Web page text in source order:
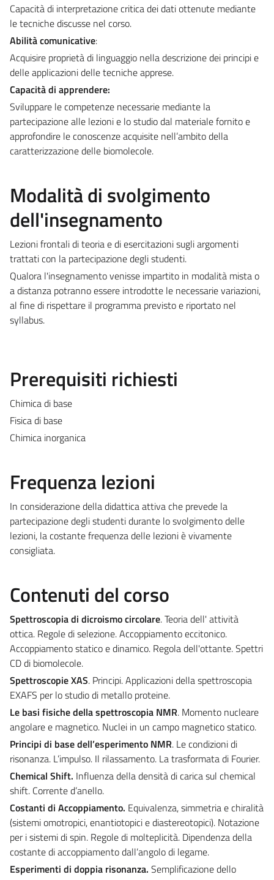
Capacità di interpretazione critica dei dati ottenute mediante
le tecniche discusse nel corso.
Abilità comunicative:
Acquisire proprietà di linguaggio nella descrizione dei principi e
delle applicazioni delle tecniche apprese.
Capacità di apprendere:
Sviluppare le competenze necessarie mediante la
partecipazione alle lezioni e lo studio dal materiale fornito e
approfondire le conoscenze acquisite nell’ambito della
caratterizzazione delle biomolecole.
Modalità di svolgimento
dell'insegnamento
Lezioni frontali di teoria e di esercitazioni sugli argomenti
trattati con la partecipazione degli studenti.
Qualora l'insegnamento venisse impartito in modalità mista o
a distanza potranno essere introdotte le necessarie variazioni,
al fine di rispettare il programma previsto e riportato nel
syllabus.
Prerequisiti richiesti
Chimica di base
Fisica di base
Chimica inorganica
Frequenza lezioni
In considerazione della didattica attiva che prevede la
partecipazione degli studenti durante lo svolgimento delle
lezioni, la costante frequenza delle lezioni è vivamente
consigliata.
Contenuti del corso
Spettroscopia di dicroismo circolare. Teoria dell' attività
ottica. Regole di selezione. Accoppiamento eccitonico.
Accoppiamento statico e dinamico. Regola dell'ottante. Spettri
CD di biomolecole.
Spettroscopie XAS. Principi. Applicazioni della spettroscopia
EXAFS per lo studio di metallo proteine.
Le basi fisiche della spettroscopia NMR. Momento nucleare
angolare e magnetico. Nuclei in un campo magnetico statico.
Principi di base dell’esperimento NMR. Le condizioni di
risonanza. L’impulso. Il rilassamento. La trasformata di Fourier.
Chemical Shift. Influenza della densità di carica sul chemical
shift. Corrente d’anello.
Costanti di Accoppiamento. Equivalenza, simmetria e chiralità
(sistemi omotropici, enantiotopici e diastereotopici). Notazione
per i sistemi di spin. Regole di molteplicità. Dipendenza della
costante di accoppiamento dall’angolo di legame.
Esperimenti di doppia risonanza. Semplificazione dello